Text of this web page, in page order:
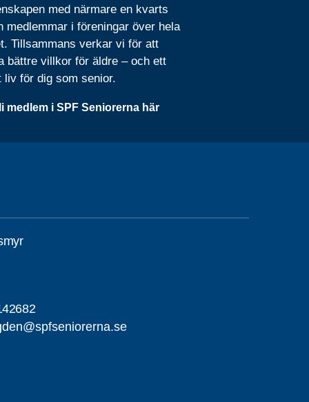
med närmare en kvarts
medlemmar i föreningar över hela
Tillsammans verkar vi för att
bättre villkor för äldre – och ett
liv för dig som senior.
medlem i SPF Seniorerna här